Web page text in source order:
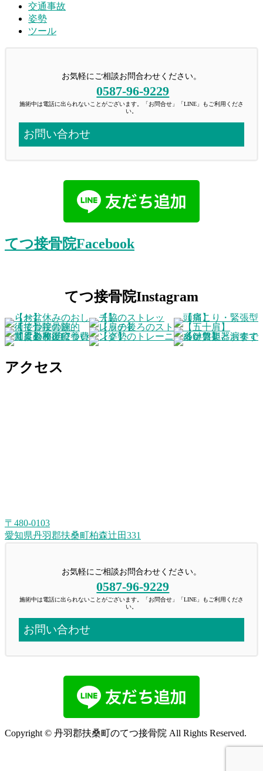
交通事故
姿勢
ツール
お気軽にご相談お問合わせください。
0587-96-9229
施術中は電話に出られないことがございます。「お問合せ」「LINE」もご利用くださ
い。
お問い合わせ
てつ接骨院Facebook
てつ接骨院Instagram
アクセス
〒480-0103
愛知県丹羽郡扶桑町柏森辻田331
お気軽にご相談お問合わせください。
0587-96-9229
施術中は電話に出られないことがございます。「お問合せ」「LINE」もご利用くださ
い。
お問い合わせ
Copyright © 丹羽郡扶桑町のてつ接骨院 All Rights Reserved.